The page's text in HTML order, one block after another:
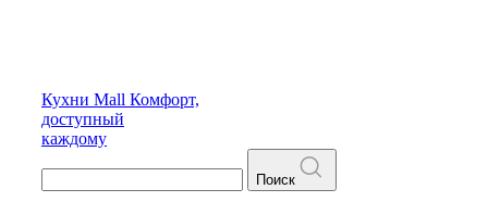
Кухни Mall Комфорт,
доступный
каждому
Поиск